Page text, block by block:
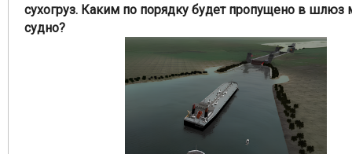
сухогруз. Каким по порядку будет пропущено в шлюз
судно?